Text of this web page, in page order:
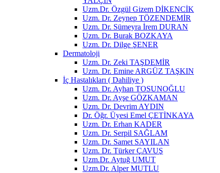
Uzm.Dr. Özgül Gizem DİKENCİK
Uzm. Dr. Zeynep TÖZENDEMİR
Uzm. Dr. Sümeyra İrem DURAN
Uzm. Dr. Burak BOZKAYA
Uzm. Dr. Dilge ŞENER
Dermatoloji
Uzm. Dr. Zeki TAŞDEMİR
Uzm. Dr. Emine ARGÜZ TAŞKIN
İç Hastalıkları ( Dahiliye )
Uzm. Dr. Ayhan TOSUNOĞLU
Uzm. Dr. Ayşe GÖZKAMAN
Uzm. Dr. Devrim AYDIN
Dr. Öğr. Üyesi Emel ÇETİNKAYA
Uzm. Dr. Erhan KADER
Uzm. Dr. Serpil SAĞLAM
Uzm. Dr. Samet SAYILAN
Uzm. Dr. Türker ÇAVUŞ
Uzm.Dr. Aytuğ UMUT
Uzm.Dr. Alper MUTLU